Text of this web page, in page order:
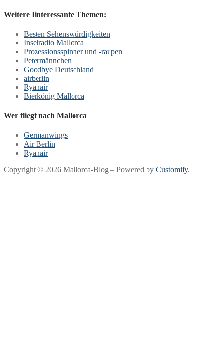
Weitere Iinteressante Themen:
Besten Sehenswürdigkeiten
Inselradio Mallorca
Prozessionsspinner und -raupen
Petermännchen
Goodbye Deutschland
airberlin
Ryanair
Bierkönig Mallorca
Wer fliegt nach Mallorca
Germanwings
Air Berlin
Ryanair
Copyright © 2026 Mallorca-Blog – Powered by Customify.